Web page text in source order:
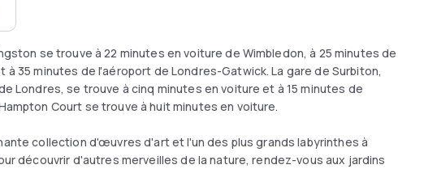
se trouve à 22 minutes en voiture de Wimbledon, à 25 minutes de
35 minutes de l'aéroport de Londres-Gatwick. La gare de Surbiton,
Londres, se trouve à cinq minutes en voiture et à 15 minutes de
Court se trouve à huit minutes en voiture.
collection d'œuvres d'art et l'un des plus grands labyrinthes à
découvrir d'autres merveilles de la nature, rendez-vous aux jardins